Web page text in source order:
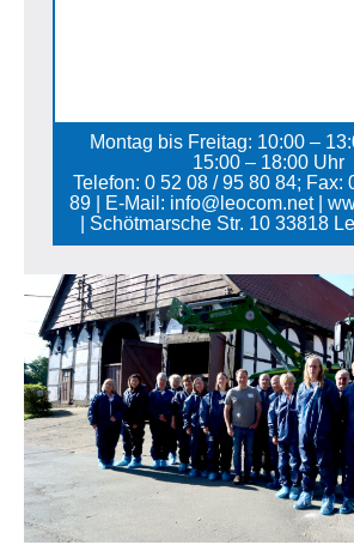
Montag bis Freitag: 10:00 –
15:00 – 18:00 Uhr
Telefon: 0 52 08 / 95 80 84; Fax:
89 | E-Mail: info@leocom.net |
| Schötmarsche Str. 10 33818